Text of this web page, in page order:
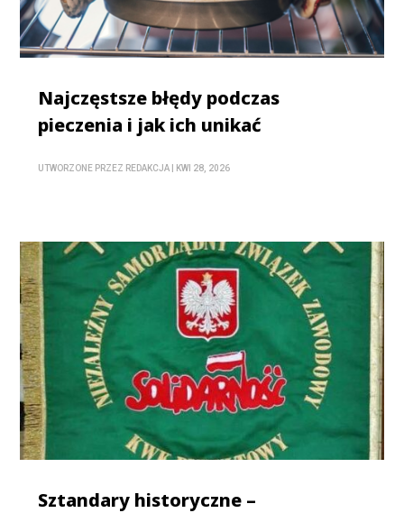
Najczęstsze błędy podczas
pieczenia i jak ich unikać
UTWORZONE PRZEZ REDAKCJA KWI 28, 2026
Sztandary historyczne –